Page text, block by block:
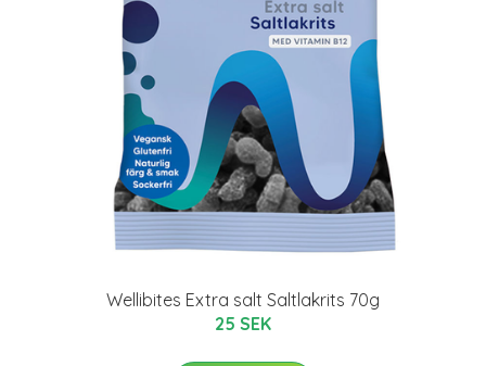
Wellibites Extra salt Saltlakrits 70g
25 SEK